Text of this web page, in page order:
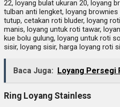
22, loyang bulat ukuran 20, loyang
tulban anti lengket, loyang
tutup, cetakan roti bluder, loyang
manis, loyang untuk roti tawar,
kue bolu gulung, loyang untuk roti
sisir, loyang sisir, harga loyang roti
Baca Juga: Loyang Persegi
Ring Loyang Stainless